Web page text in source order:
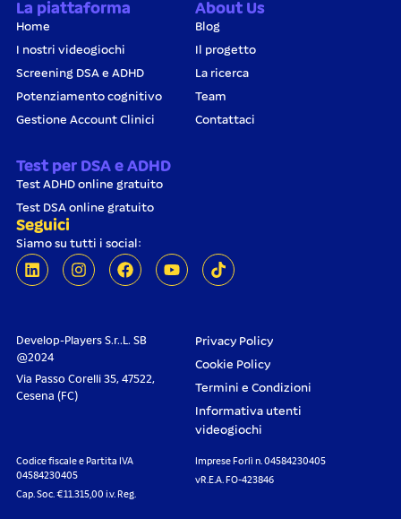
La piattaforma
Home
I nostri videogiochi
Screening DSA e ADHD
Potenziamento cognitivo
Gestione Account Clinici
About Us
Blog
Il progetto
La ricerca
Team
Contattaci
Test per DSA e ADHD
Test ADHD online gratuito
Test DSA online gratuito
Seguici
Siamo su tutti i social:
Develop-Players S.r..L. SB
@2024
Via Passo Corelli 35, 47522,
Cesena (FC)
Privacy Policy
Cookie Policy
Termini e Condizioni
Informativa utenti
videogiochi
Codice fiscale e Partita IVA
04584230405
Cap. Soc. €11.315,00 i.v. Reg.
Imprese Forlì n. 04584230405
vR.E.A. FO-423846